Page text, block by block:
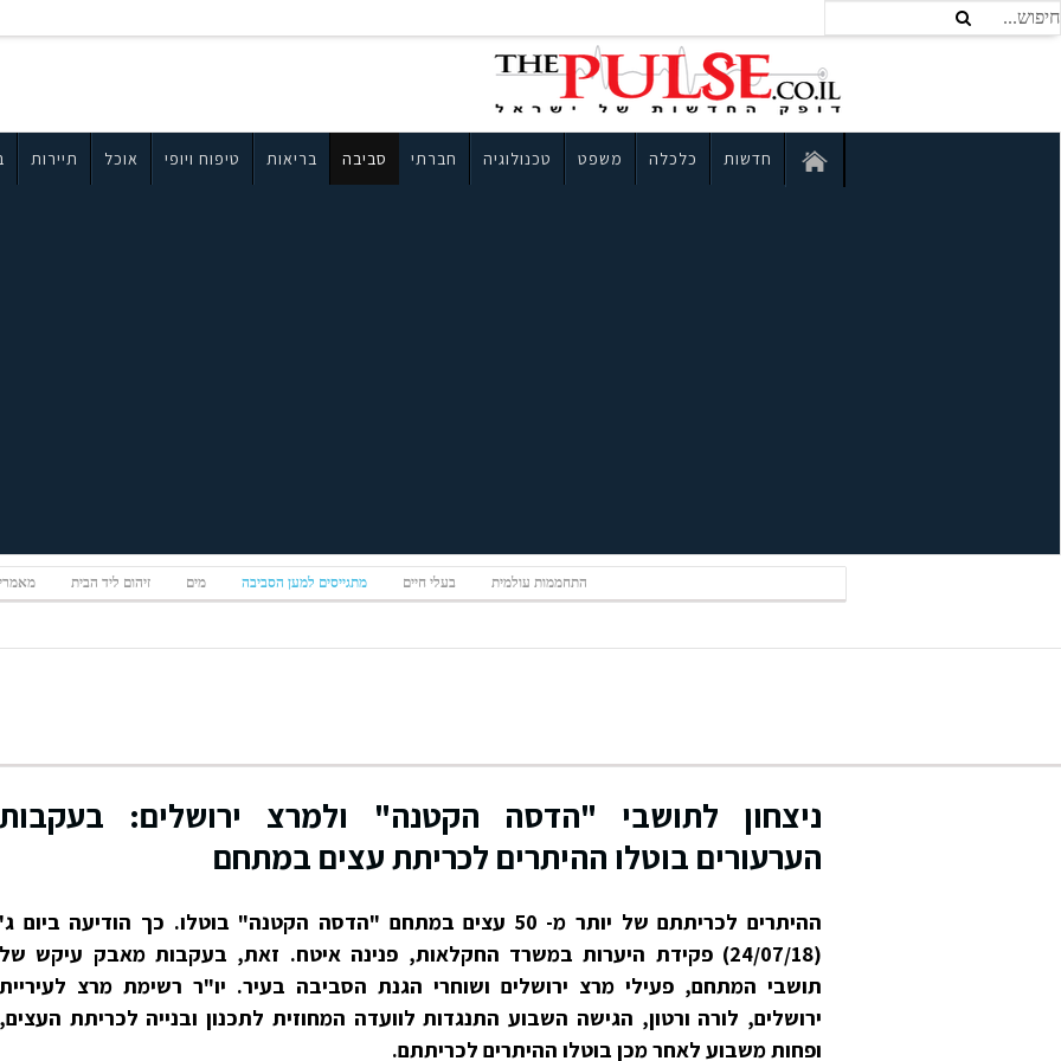
חדשות כלכלה משפט טכנולוגיה חברתי סביבה בריאות טיפוח ויופי אוכל תיירות
התחממות עולמית בעלי חיים מתגייסים למען הסביבה מים זיהום ליד הבית
ניצחון לתושבי "הדסה הקטנה" ולמרצ ירושלים: בעקבות
הערעורים בוטלו ההיתרים לכריתת עצים במתחם
ההיתרים לכריתתם של יותר מ- 50 עצים במתחם "הדסה הקטנה" בוטלו. כך הודיעה ביום ג'
(24/07/18) פקידת היערות במשרד החקלאות, פנינה איטח. זאת, בעקבות מאבק עיקש של
תושבי המתחם, פעילי מרצ ירושלים ושוחרי הגנת הסביבה בעיר. יו"ר רשימת מרצ לעיריית
ירושלים, לורה ורטון, הגישה השבוע התנגדות לוועדה המחוזית לתכנון ובנייה לכריתת העצים,
ופחות משבוע לאחר מכן בוטלו ההיתרים לכריתתם.